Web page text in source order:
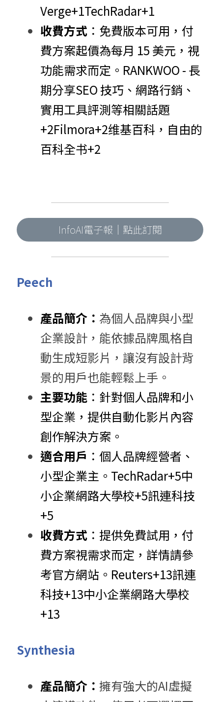
Verge+1TechRadar+1
收費方式 ：​免費版本可用，付
費方案起價為每月 15 美元，視
功能需求而定。​ RANKWOO - 長
期分享SEO 技巧、網路行銷、
實用工具評測等相關話題
+2Filmora+2维基百科，自由的
百科全书+2
InfoAI電子報｜點此訂閱
Peech
產品簡介： 為個人品牌與小型
企業設計，能依據品牌風格自
動生成短影片，讓沒有設計背
景的用戶也能輕鬆上手。
主要功能 ：​針對個人品牌和小
型企業，提供自動化影片內容
創作解決方案。​
適合用戶 ：​個人品牌經營者、
小型企業主。​ TechRadar+5中
小企業網路大學校+5訊連科技
+5
收費方式 ：​提供免費試用，付
費方案視需求而定，詳情請參
考官方網站。​ Reuters+13訊連
科技+13中小企業網路大學校
+13
Synthesia
產品簡介： 擁有強大的AI虛擬